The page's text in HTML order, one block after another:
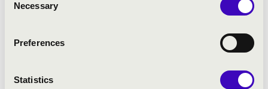
Selection
Necessary
Preferences
Statistics